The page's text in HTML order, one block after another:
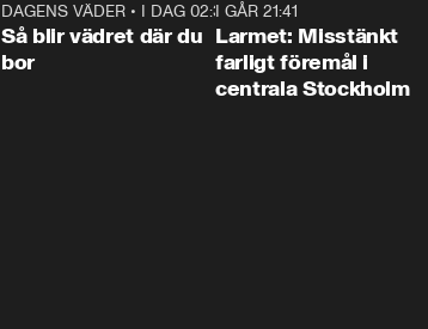
1:06
DAGENS VÄDER • I DAG 02:30
Så blir vädret där du
bor
I GÅR 21:41
Larmet: Misstänkt
farligt föremål i
centrala Stockholm